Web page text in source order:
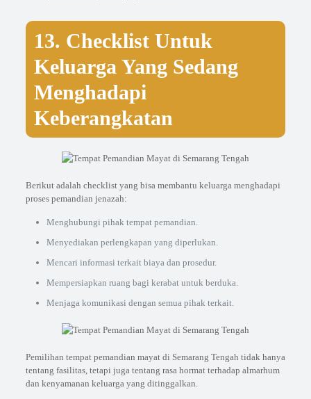
13. Checklist Untuk
Keluarga Yang Sedang
Menghadapi
Keberangkatan
Berikut adalah checklist yang bisa membantu keluarga menghadapi
proses pemandian jenazah:
Menghubungi pihak tempat pemandian.
Menyediakan perlengkapan yang diperlukan.
Mencari informasi terkait biaya dan prosedur.
Mempersiapkan ruang bagi kerabat untuk berduka.
Menjaga komunikasi dengan semua pihak terkait.
Pemilihan tempat pemandian mayat di Semarang Tengah tidak hanya
tentang fasilitas, tetapi juga tentang rasa hormat terhadap almarhum
dan kenyamanan keluarga yang ditinggalkan.